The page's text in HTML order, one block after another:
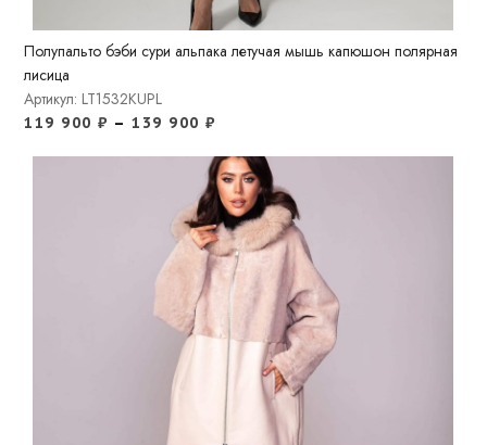
Полупальто бэби сури альпака летучая мышь капюшон полярная
лисица
Артикул: LT1532KUPL
119 900₽ – 139 900₽